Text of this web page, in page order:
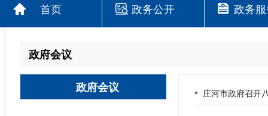
首页 政务公开 政务
政府会议
政府会议 庄河市政府召开